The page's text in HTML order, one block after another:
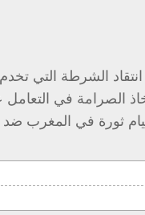
انتقاد الشرطة
الصرامة في التعامل
ثورة في المغرب